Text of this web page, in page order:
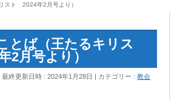
スト 2024年2月号より）
とば（王たるキリス
2月号より）
最終更新日時 : 2024年1月28日 カテゴリー :教会